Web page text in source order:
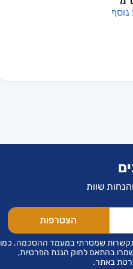
נוסף
שוות
שמסרתי במעמד ההסכמה. כמו
בהתאם לחוק הגנת הפרטיות,
באתר.